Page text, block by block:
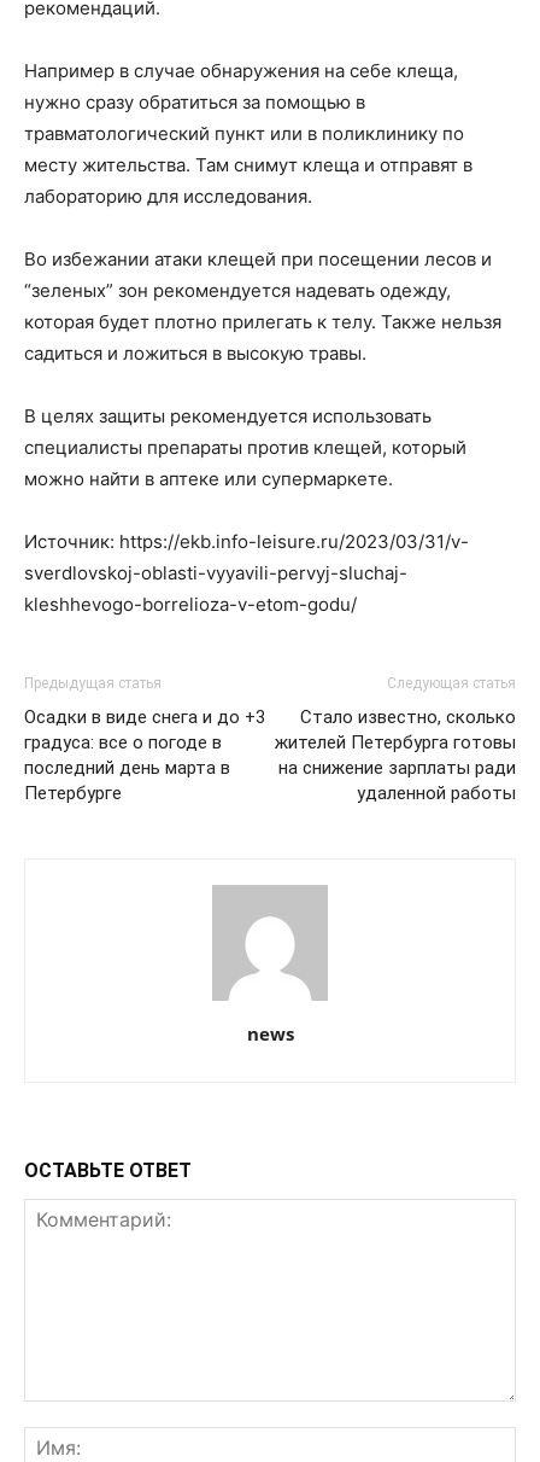
рекомендаций.
Например в случае обнаружения на себе клеща,
нужно сразу обратиться за помощью в
травматологический пункт или в поликлинику по
месту жительства. Там снимут клеща и отправят в
лабораторию для исследования.
Во избежании атаки клещей при посещении лесов и
“зеленых” зон рекомендуется надевать одежду,
которая будет плотно прилегать к телу. Также нельзя
садиться и ложиться в высокую травы.
В целях защиты рекомендуется использовать
специалисты препараты против клещей, который
можно найти в аптеке или супермаркете.
Источник: https://ekb.info-leisure.ru/2023/03/31/v-
sverdlovskoj-oblasti-vyyavili-pervyj-sluchaj-
kleshhevogo-borrelioza-v-etom-godu/
Предыдущая статья
Осадки в виде снега и до +3
градуса: все о погоде в
последний день марта в
Петербурге
Следующая статья
Стало известно, сколько
жителей Петербурга готовы
на снижение зарплаты ради
удаленной работы
news
ОСТАВЬТЕ ОТВЕТ